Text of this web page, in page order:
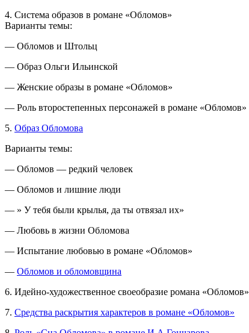
4. Система образов в романе «Обломов»
Варианты темы:
— Обломов и Штольц
— Образ Ольги Ильинской
— Женские образы в романе «Обломов»
— Роль второстепенных персонажей в романе «Обломов»
5. Образ Обломова
Варианты темы:
— Обломов — редкий человек
— Обломов и лишние люди
— » У тебя были крылья, да ты отвязал их»
— Любовь в жизни Обломова
— Испытание любовью в романе «Обломов»
— Обломов и обломовщина
6. Идейно-художественное своеобразие романа «Обломов»
7. Средства раскрытия характеров в романе «Обломов»